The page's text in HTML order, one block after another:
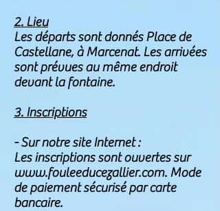
2. Lieu
Les départs sont donnés Place de
Castellane, à Marcenat. Les arrivées
sont prévues au même endroit
devant la fontaine.
3. Inscriptions
- Sur notre site Internet :
Les inscriptions sont ouvertes sur
www.fouleeducezallier.com. Mode
de paiement sécurisé par carte
bancaire.